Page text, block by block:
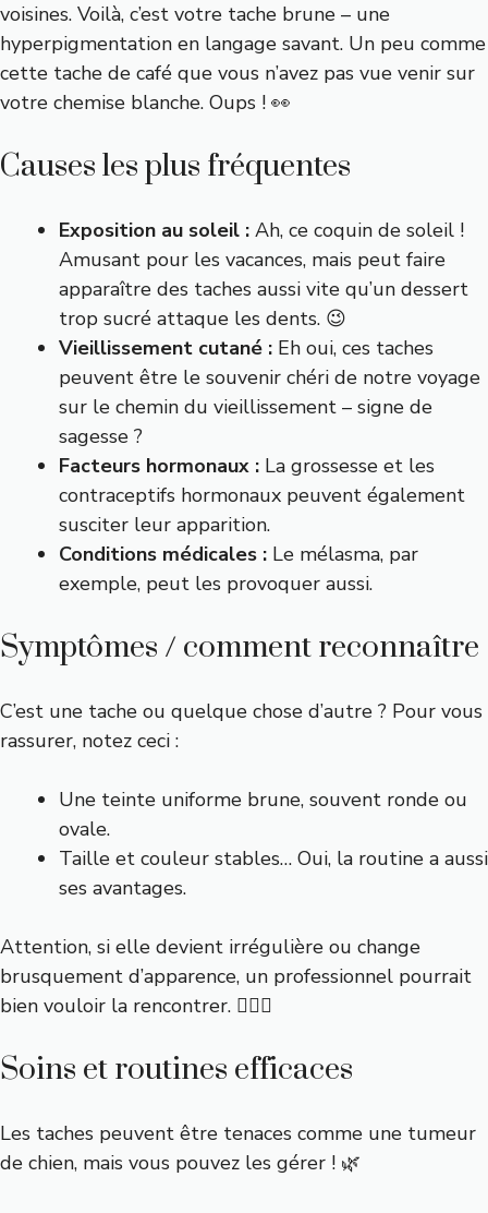
voisines. Voilà, c’est votre tache brune – une
hyperpigmentation en langage savant. Un peu comme
cette tache de café que vous n’avez pas vue venir sur
votre chemise blanche. Oups ! 👀
Causes les plus fréquentes
Exposition au soleil : Ah, ce coquin de soleil !
Amusant pour les vacances, mais peut faire
apparaître des taches aussi vite qu’un dessert
trop sucré attaque les dents. 😉
Vieillissement cutané : Eh oui, ces taches
peuvent être le souvenir chéri de notre voyage
sur le chemin du vieillissement – signe de
sagesse ?
Facteurs hormonaux : La grossesse et les
contraceptifs hormonaux peuvent également
susciter leur apparition.
Conditions médicales : Le mélasma, par
exemple, peut les provoquer aussi.
Symptômes / comment reconnaître
C’est une tache ou quelque chose d’autre ? Pour vous
rassurer, notez ceci :
Une teinte uniforme brune, souvent ronde ou
ovale.
Taille et couleur stables… Oui, la routine a aussi
ses avantages.
Attention, si elle devient irrégulière ou change
brusquement d’apparence, un professionnel pourrait
bien vouloir la rencontrer. 🕵🏼‍♂️
Soins et routines efficaces
Les taches peuvent être tenaces comme une tumeur
de chien, mais vous pouvez les gérer ! 🌿